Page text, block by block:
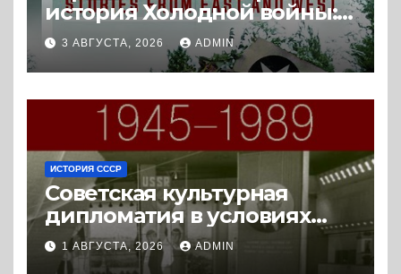
история Холодной войны:
истории с Востока и Запада
(2023) * Реферат книги
3 АВГУСТА, 2026 ADMIN
ИСТОРИЯ СССР
Советская культурная
дипломатия в условиях
Холодной войны. 1945-1989.
(2018) * Книга
1 АВГУСТА, 2026 ADMIN